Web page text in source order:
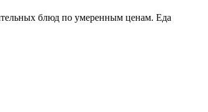
блюд по умеренным ценам. Еда